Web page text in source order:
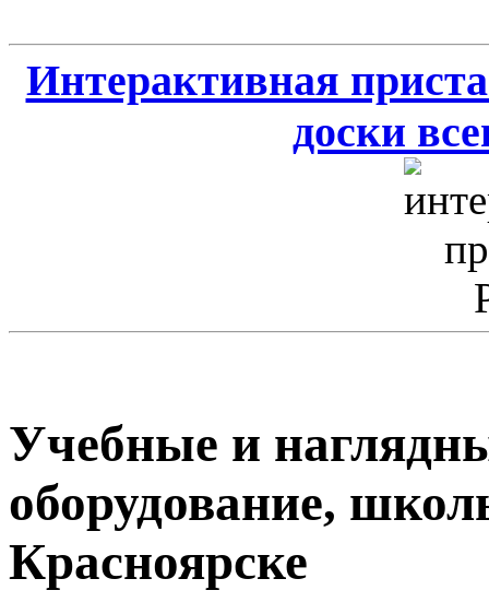
Интерактивная
доски
Учебные и
оборудование,
Красноярске